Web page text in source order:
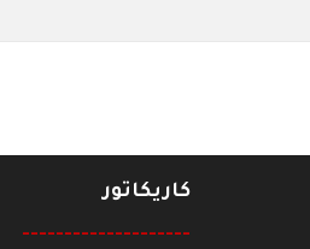
كاريكاتور
--------------------